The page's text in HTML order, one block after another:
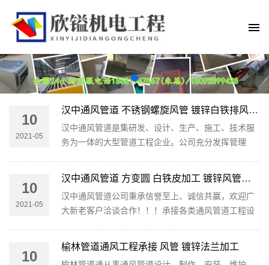
10
2021-05
汉中通风管道 不锈钢螺旋风管 镀锌白铁排风管道 支持加工定制欢迎来电咨询
汉中通风管道是集研发、设计、生产、施工、技术服
务为一体的大型管道工程企业。公司充分发挥管理
10
2021-05
汉中通风管道 方变圆 白铁皮加工 镀锌风管排风管 方接圆
汉中通风管道公司秉承信誉至上、诚信共赢，欢迎广
大新老客户洽谈合作！！！承接各类通风管道工程设
10
榆林管道通风工程承接 风管 镀锌法兰加工